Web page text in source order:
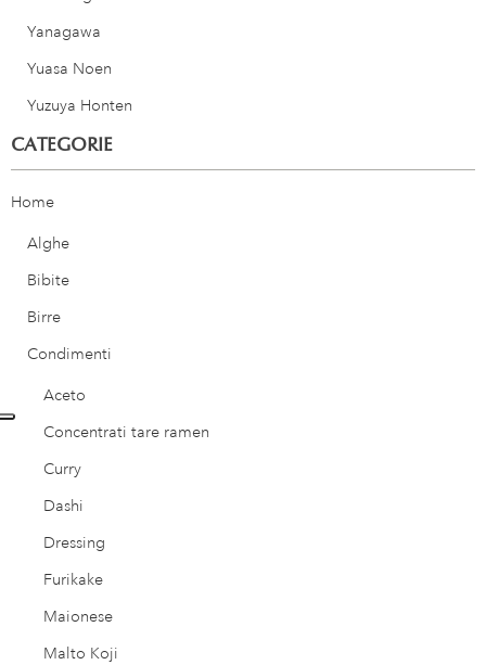
Yanagawa
Yuasa Noen
Yuzuya Honten
CATEGORIE
Home
Alghe
Bibite
Birre
Condimenti
Aceto
Concentrati tare ramen
Curry
Dashi
Dressing
Furikake
Maionese
Malto Koji